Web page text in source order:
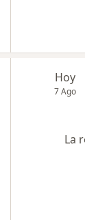
Hoy
7 Ago
La